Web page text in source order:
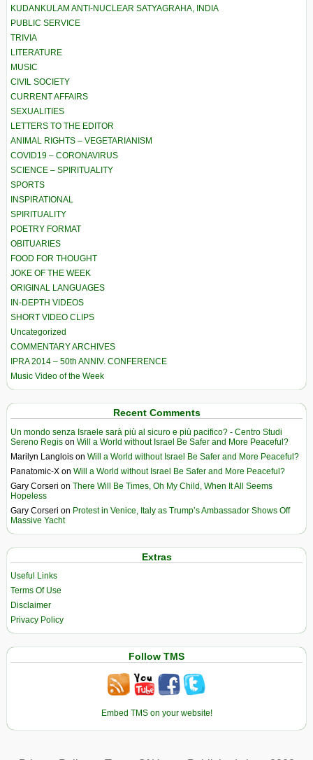
KUDANKULAM ANTI-NUCLEAR SATYAGRAHA, INDIA
PUBLIC SERVICE
TRIVIA
LITERATURE
MUSIC
CIVIL SOCIETY
CURRENT AFFAIRS
SEXUALITIES
LETTERS TO THE EDITOR
ANIMAL RIGHTS – VEGETARIANISM
COVID19 – CORONAVIRUS
SCIENCE – SPIRITUALITY
SPORTS
INSPIRATIONAL
SPIRITUALITY
POETRY FORMAT
OBITUARIES
FOOD FOR THOUGHT
JOKE OF THE WEEK
ORIGINAL LANGUAGES
IN-DEPTH VIDEOS
SHORT VIDEO CLIPS
Uncategorized
COMMENTARY ARCHIVES
IPRA 2014 – 50th ANNIV. CONFERENCE
Music Video of the Week
Recent Comments
Un mondo senza Israele sarà più al sicuro e più pacifico? - Centro Studi
Sereno Regis on Will a World without Israel Be Safer and More Peaceful?
Marilyn Langlois on Will a World without Israel Be Safer and More Peaceful?
Panatomic-X on Will a World without Israel Be Safer and More Peaceful?
Gary Corseri on There Will Be Times, Oh My Child, When It All Seems
Hopeless
Gary Corseri on Protest in Venice, Italy as Trump’s Ambassador Shows Off
Massive Yacht
Extras
Useful Links
Terms Of Use
Disclaimer
Privacy Policy
Follow TMS
Embed TMS on your website!